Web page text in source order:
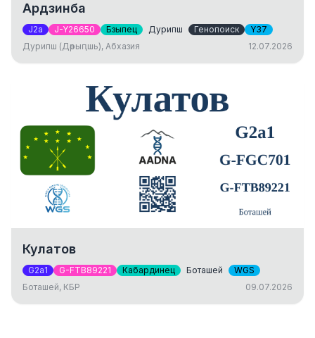
Ардзинба
J2a J-Y26650 Бзыпец Дурипш Генопоиск
Y37
Дурипш (Дәрыԥшь), Абхазия
12.07.2026
Кулатов
G2a1 G-FTB89221 Кабардинец Боташей
WGS
Боташей, КБР
09.07.2026